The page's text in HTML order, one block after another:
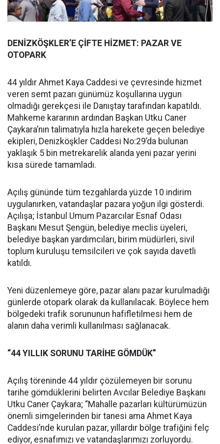
DENİZKÖŞKLER’E ÇİFTE HİZMET: PAZAR VE
OTOPARK
44 yıldır Ahmet Kaya Caddesi ve çevresinde hizmet
veren semt pazarı günümüz koşullarına uygun
olmadığı gerekçesi ile Danıştay tarafından kapatıldı.
Mahkeme kararının ardından Başkan Utku Caner
Çaykara’nın talimatıyla hızla harekete geçen belediye
ekipleri, Denizköşkler Caddesi No:29’da bulunan
yaklaşık 5 bin metrekarelik alanda yeni pazar yerini
kısa sürede tamamladı.
Açılış gününde tüm tezgahlarda yüzde 10 indirim
uygulanırken, vatandaşlar pazara yoğun ilgi gösterdi.
Açılışa; İstanbul Umum Pazarcılar Esnaf Odası
Başkanı Mesut Şengün, belediye meclis üyeleri,
belediye başkan yardımcıları, birim müdürleri, sivil
toplum kuruluşu temsilcileri ve çok sayıda davetli
katıldı.
Yeni düzenlemeye göre, pazar alanı pazar kurulmadığı
günlerde otopark olarak da kullanılacak. Böylece hem
bölgedeki trafik sorununun hafifletilmesi hem de
alanın daha verimli kullanılması sağlanacak.
“44 YILLIK SORUNU TARİHE GÖMDÜK”
Açılış töreninde 44 yıldır çözülemeyen bir sorunu
tarihe gömdüklerini belirten Avcılar Belediye Başkanı
Utku Caner Çaykara; “Mahalle pazarları kültürümüzün
önemli simgelerinden bir tanesi ama Ahmet Kaya
Caddesi’nde kurulan pazar, yıllardır bölge trafiğini felç
ediyor, esnafımızı ve vatandaşlarımızı zorluyordu.